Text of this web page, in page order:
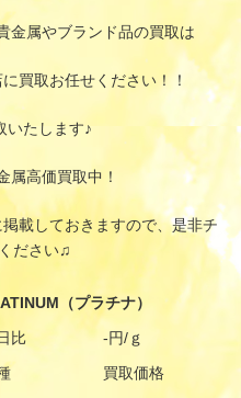
金属やブランド品の買取は
買取お任せください！！
いたします♪
属高価買取中！
載しておきますので、是非チ
ださい♫
（プラチナ）
比
-円/ｇ
買取価格